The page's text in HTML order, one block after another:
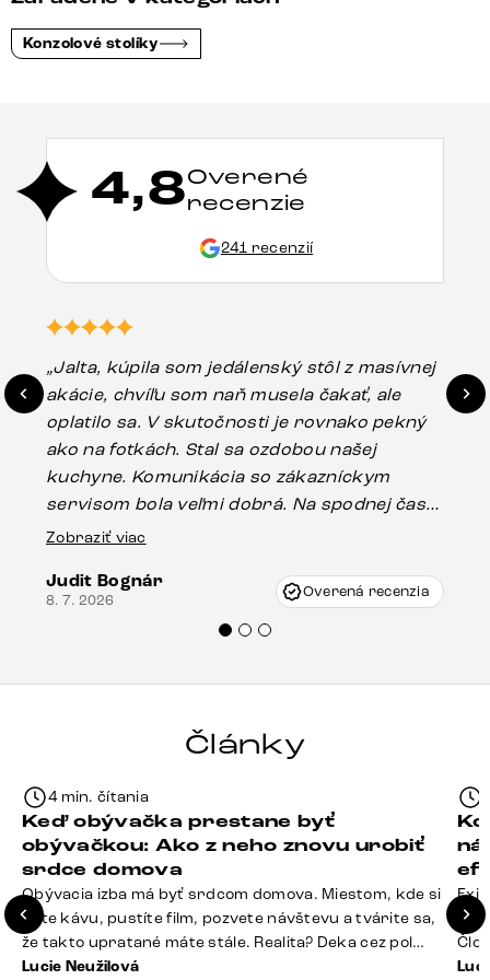
Konzolové stolíky
4,8Overené
recenzie
241 recenzií
„Jalta, kúpila som jedálenský stôl z masívnej
akácie, chvíľu som naň musela čakať, ale
oplatilo sa. V skutočnosti je rovnako pekný
ako na fotkách. Stal sa ozdobou našej
kuchyne. Komunikácia so zákazníckym
servisom bola veľmi dobrá. Na spodnej časti
stola bolo malé poškodenie, pravdepodobne
Vincze pri riešení mojej záležitosti pristúpili
veľmi korektne. Odporúčam produkty Delife
Zobraziť viac
Judit Bognár
8. 7. 2026 Overená recenzia
Články
4 min. čítania
Keď obývačka prestane byť
obývačkou: Ako z neho znovu urobiť
srdce domova
Obývacia izba má byť srdcom domova. Miestom, kde si
dáte kávu, pustíte film, pozvete návštevu a tvárite sa,
že takto upratané máte stále. Realita? Deka cez pol
sedačky, ovládač záhadne zmizol, konferenčný stolík
Lucie Neužilová